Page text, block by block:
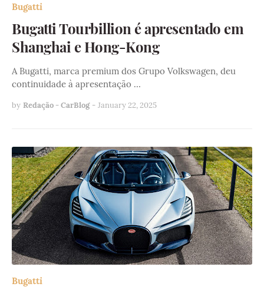
Bugatti
Bugatti Tourbillion é apresentado em
Shanghai e Hong-Kong
A Bugatti, marca premium dos Grupo Volkswagen, deu
continuidade à apresentação …
by Redação - CarBlog - January 22, 2025
Bugatti